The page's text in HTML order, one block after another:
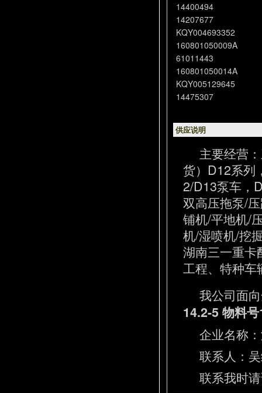
14400494
14207677
KQY004693352
160801050009A
61011443
160801050014A
KQY005129645
14475307
供应说明
主要经营
货）D12系列
2/D13泵车，
双高压拖泵/
铺机/平地机/
机/湿喷机/挖
湖南三一重卡
工程、特种
我公司面
14.2-5 物料
企业名称
联系人：
联系我时